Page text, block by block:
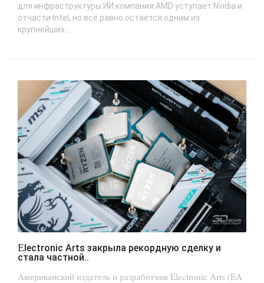
для инфраструктуры ИИ компания AMD уступает Nvidia и
отчасти Intel, но всё равно остаётся одним из
крупнейших...
Electronic Arts закрыла рекордную сделку и
стала частной..
Американский издатель и разработчик Electronic Arts (EA